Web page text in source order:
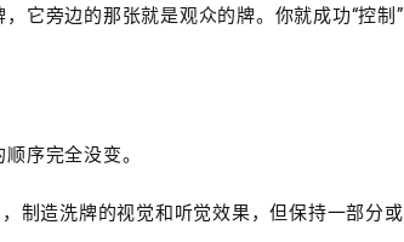
它旁边的那张就是观众的牌。你就成功“控制”
序完全没变。
制造洗牌的视觉和听觉效果，但保持一部分或